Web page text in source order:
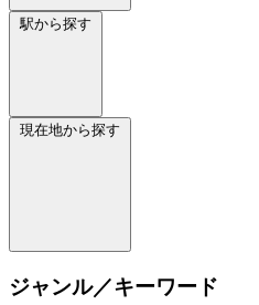
駅から探す
現在地から探す
ジャンル／キーワード